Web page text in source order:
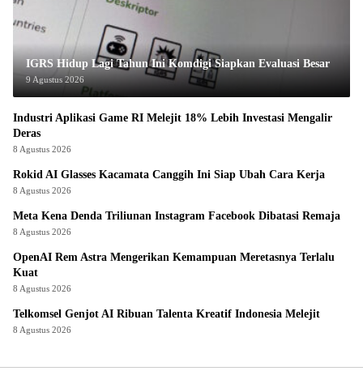
IGRS Hidup Lagi Tahun Ini Komdigi Siapkan Evaluasi Besar
9 Agustus 2026
Industri Aplikasi Game RI Melejit 18% Lebih Investasi Mengalir
Deras
8 Agustus 2026
Rokid AI Glasses Kacamata Canggih Ini Siap Ubah Cara Kerja
8 Agustus 2026
Meta Kena Denda Triliunan Instagram Facebook Dibatasi Remaja
8 Agustus 2026
OpenAI Rem Astra Mengerikan Kemampuan Meretasnya Terlalu
Kuat
8 Agustus 2026
Telkomsel Genjot AI Ribuan Talenta Kreatif Indonesia Melejit
8 Agustus 2026